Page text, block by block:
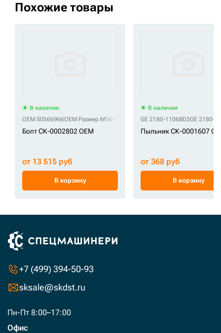
Похожие товары
В наличии
OEM S0566966OEM Размер M16-2.0x140
Болт СК-0002802 OEM
от 13 515 руб
В корзину
В наличии
GE 2180-1106BD3GE 2180-
Пыльник СК-0001607 GE
от 368 руб
В корзину
+7 (499) 394-50-93
sksale@skdst.ru
Пн-Пт 8:00–17:00
Офис